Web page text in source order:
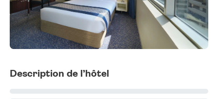
Description de l’hôtel